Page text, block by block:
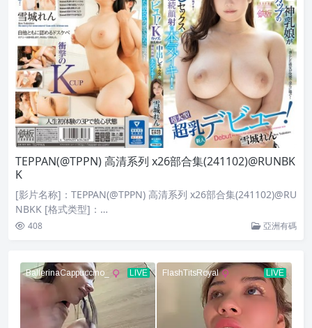
TEPPAN(@TPPN) 高清系列 x26部合集(241102)@RUNBK
K
[影片名称]：TEPPAN(@TPPN) 高清系列 x26部合集(241102)@RU
NBKK [格式类型]：…
408 亞洲有碼